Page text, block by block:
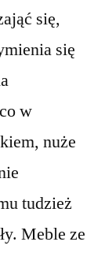
się,
się
w
nuże
tudzież
Meble ze